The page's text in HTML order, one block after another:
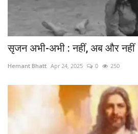
सृजन अभी-अभी : नहीं, अब और नहीं
Hemant Bhatt Apr 24, 2025 0 250